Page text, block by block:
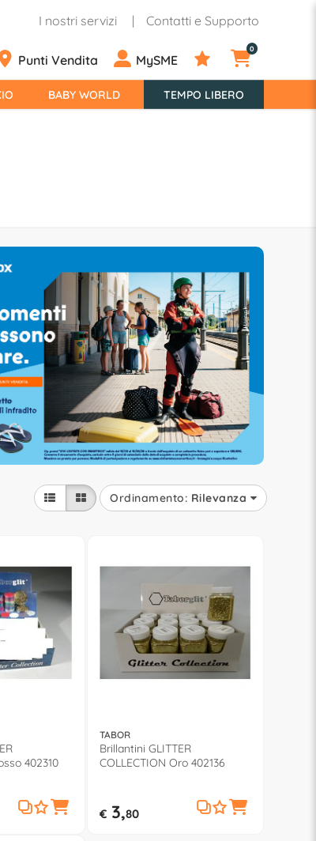
I nostri servizi Contatti e Supporto
Punti Vendita MySME
0
BABY WORLD TEMPO LIBERO
Ordinamento: Rilevanza
402310
TABOR
Brillantini GLITTER
COLLECTION Oro 402136
€3,80